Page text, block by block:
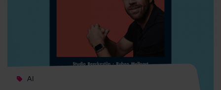
AI